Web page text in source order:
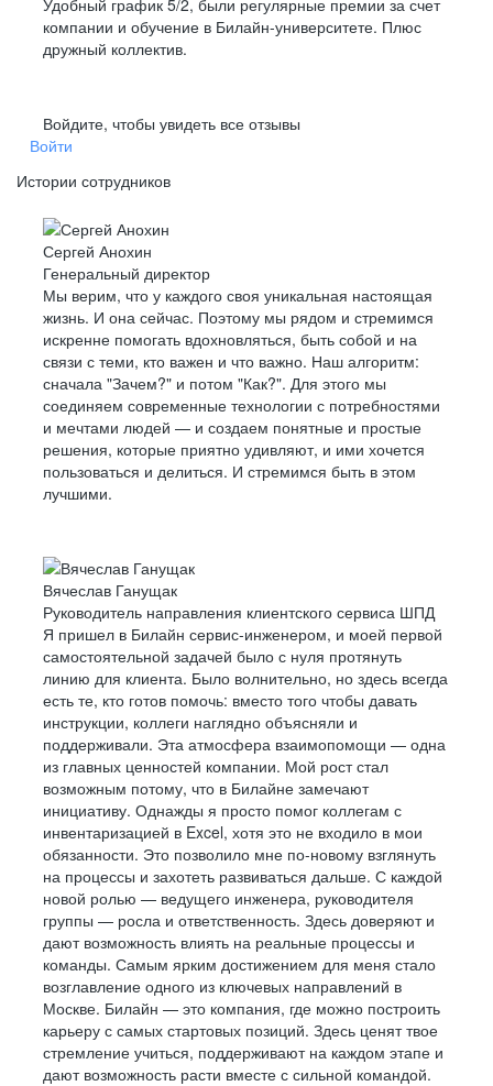
компании и обучение в Билайн-университете. Плюс
дружный коллектив.
Войдите, чтобы увидеть все отзывы
Войти
Истории сотрудников
Сергей Анохин
Генеральный директор
Мы верим, что у каждого своя уникальная настоящая
жизнь. И она сейчас. Поэтому мы рядом и стремимся
искренне помогать вдохновляться, быть собой и на
связи с теми, кто важен и что важно. Наш алгоритм:
сначала "Зачем?" и потом "Как?". Для этого мы
соединяем современные технологии с потребностями
и мечтами людей — и создаем понятные и простые
решения, которые приятно удивляют, и ими хочется
пользоваться и делиться. И стремимся быть в этом
лучшими.
Вячеслав Ганущак
Руководитель направления клиентского сервиса ШПД
Я пришел в Билайн сервис-инженером, и моей первой
самостоятельной задачей было с нуля протянуть
линию для клиента. Было волнительно, но здесь всегда
есть те, кто готов помочь: вместо того чтобы давать
инструкции, коллеги наглядно объясняли и
поддерживали. Эта атмосфера взаимопомощи — одна
из главных ценностей компании. Мой рост стал
возможным потому, что в Билайне замечают
инициативу. Однажды я просто помог коллегам с
инвентаризацией в Excel, хотя это не входило в мои
обязанности. Это позволило мне по-новому взглянуть
на процессы и захотеть развиваться дальше. С каждой
новой ролью — ведущего инженера, руководителя
группы — росла и ответственность. Здесь доверяют и
дают возможность влиять на реальные процессы и
команды. Самым ярким достижением для меня стало
возглавление одного из ключевых направлений в
Москве. Билайн — это компания, где можно построить
карьеру с самых стартовых позиций. Здесь ценят твое
стремление учиться, поддерживают на каждом этапе и
дают возможность расти вместе с сильной командой.